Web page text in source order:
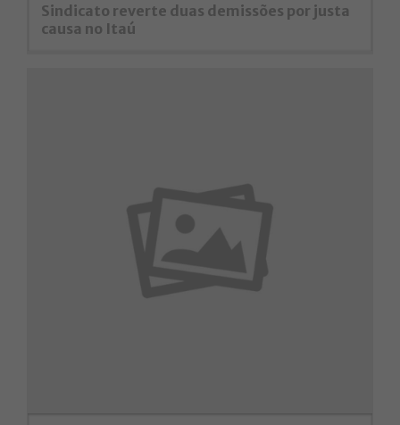
Sindicato reverte duas demissões por justa
causa no Itaú